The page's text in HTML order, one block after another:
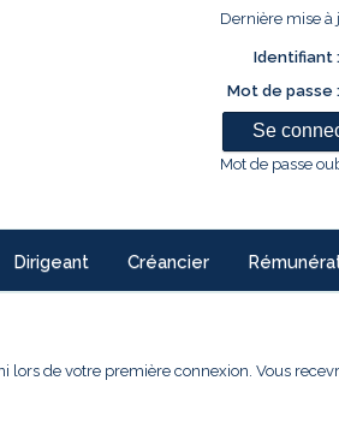
Dernière mise
Identifiant :
Mot de passe :
Mot de passe
Dirigeant Créancier
lors de votre première connexion. Vous